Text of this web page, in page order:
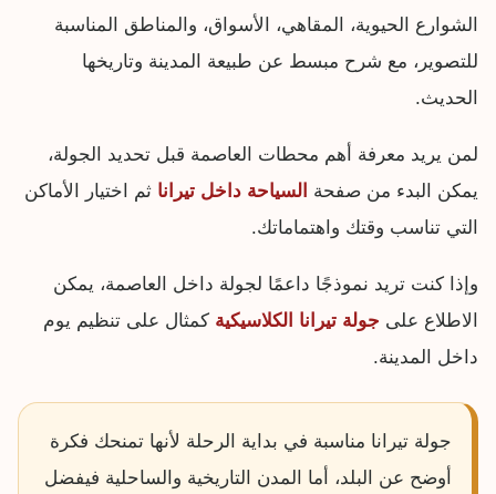
الشوارع الحيوية، المقاهي، الأسواق، والمناطق المناسبة
للتصوير، مع شرح مبسط عن طبيعة المدينة وتاريخها
الحديث.
لمن يريد معرفة أهم محطات العاصمة قبل تحديد الجولة،
يمكن البدء من صفحة السياحة داخل تيرانا ثم اختيار الأماكن
التي تناسب وقتك واهتماماتك.
وإذا كنت تريد نموذجًا داعمًا لجولة داخل العاصمة، يمكن
الاطلاع على جولة تيرانا الكلاسيكية كمثال على تنظيم يوم
داخل المدينة.
جولة تيرانا مناسبة في بداية الرحلة لأنها تمنحك فكرة
أوضح عن البلد، أما المدن التاريخية والساحلية فيفضل